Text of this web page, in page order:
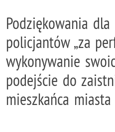
Podziękowania dla
policjantów „za
wykonywanie
podejście do
mieszkańca miasta